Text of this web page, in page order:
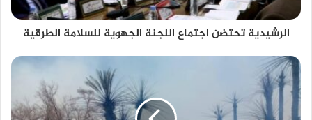
الرشيدية تحتضن اجتماع اللجنة الجهوية للسلامة الطرقية